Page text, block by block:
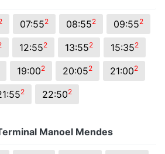
07:552 08:552 09:552
12:552 13:552 15:352
19:002 20:052 21:002
2 22:502
Manoel Mendes